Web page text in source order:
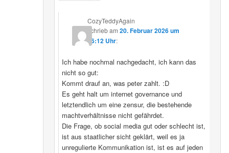
CozyTeddyAgain
schriebam20. Februar 2026 um
16:12 Uhr:
Ich habe nochmal nachgedacht, ich kann das
nicht so gut:
Kommt drauf an, was peter zahlt. :D
Es geht halt um internet governance und
letztendlich um eine zensur, die bestehende
machtverhältnisse nicht gefährdet.
Die Frage, ob social media gut oder schlecht ist,
ist aus staatlicher sicht geklärt, weil es ja
unregulierte Kommunikation ist, ist es auf jeden